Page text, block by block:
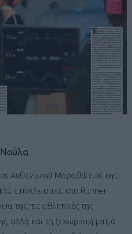
Αυθεντικού Μαραθώνιου της
αποκλειστικά στο Runner
της, τις αθλητικές της
αλλά και τη ξεχωριστή ματιά